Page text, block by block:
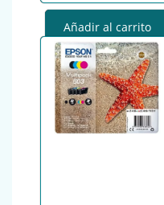
Añadir al carrito